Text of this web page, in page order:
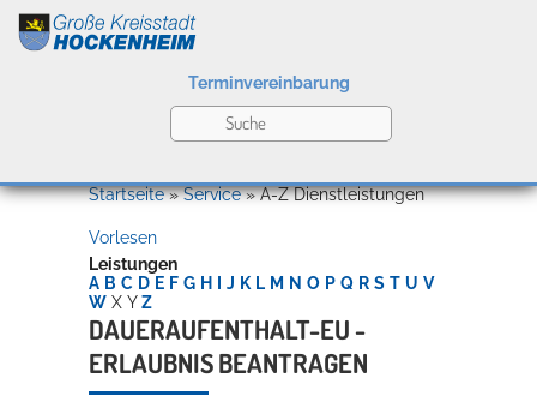
Kultur
Bildung
Terminvereinbarung
Startseite»Service»A-Z Dienstleistungen
Vorlesen
Leistungen
A B C D E F G H J K L M N O P Q R S T U V
W X Y Z
DAUERAUFENTHALT-EU -
ERLAUBNIS BEANTRAGEN